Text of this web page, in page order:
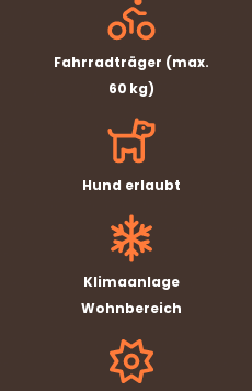
Fahrradträger (max.
60 kg)
Hund erlaubt
Klimaanlage
Wohnbereich